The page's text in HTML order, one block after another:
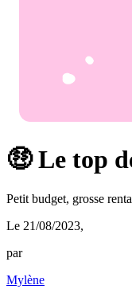
🤑 Le top
Petit budget, grosse
Le 21/08/2023,
par
Mylène